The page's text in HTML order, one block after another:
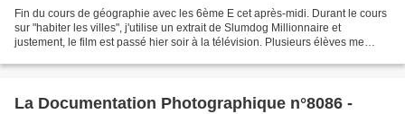
Fin du cours de géographie avec les 6ème E cet après-midi. Durant le cours
sur "habiter les villes", j'utilise un extrait de Slumdog Millionnaire et
justement, le film est passé hier soir à la télévision. Plusieurs élèves me
La Documentation Photographique n°8086 -